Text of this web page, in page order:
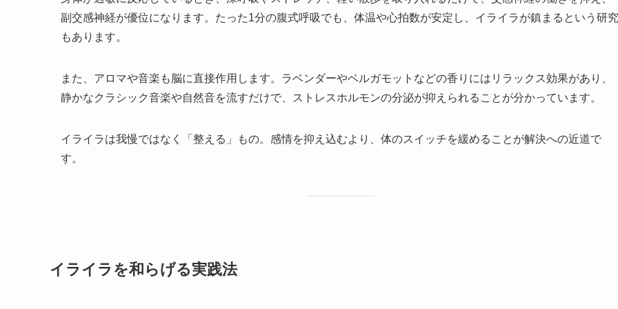
副交感神経が優位になります。たった1分の腹式呼吸でも、体温や心拍数が安定し、イライラが鎮まるという研究
もあります。
また、アロマや音楽も脳に直接作用します。ラベンダーやベルガモットなどの香りにはリラックス効果があり、
静かなクラシック音楽や自然音を流すだけで、ストレスホルモンの分泌が抑えられることが分かっています。
イライラは我慢ではなく「整える」もの。感情を抑え込むより、体のスイッチを緩めることが解決への近道で
す。
イライラを和らげる実践法